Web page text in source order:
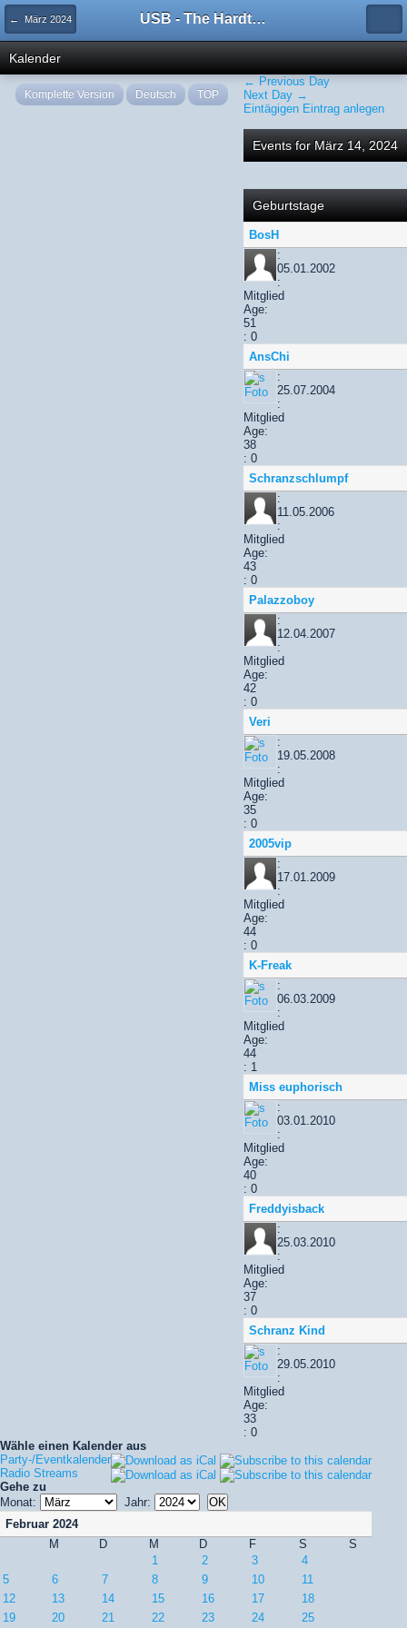
← März 2024 USB - The Hardtechno Family
Kalender
← Previous Day
Next Day →
Eintägigen Eintrag anlegen
Events for März 14, 2024
Geburtstage
BosH
:
05.01.2002
:
Mitglied
Age:
51
: 0
AnsChi
:
25.07.2004
:
Mitglied
Age:
38
: 0
Schranzschlumpf
:
11.05.2006
:
Mitglied
Age:
43
: 0
Palazzoboy
:
12.04.2007
:
Mitglied
Age:
42
: 0
Veri
:
19.05.2008
:
Mitglied
Age:
35
: 0
2005vip
:
17.01.2009
:
Mitglied
Age:
44
: 0
K-Freak
:
06.03.2009
:
Mitglied
Age:
44
: 1
Miss euphorisch
:
03.01.2010
:
Mitglied
Age:
40
: 0
Freddyisback
:
25.03.2010
:
Mitglied
Age:
37
: 0
Schranz Kind
:
29.05.2010
:
Mitglied
Age:
33
: 0
Wähle einen Kalender aus
Party-/Eventkalender
Radio Streams
Gehe zu
Monat:
Jahr:
Februar 2024
M
D M D F S
S
1
2 3
4
5
6 7 8 9 10
11
12
13 14 15 16 17
18
19
20 21 22 23 24 25
Komplette Version Deutsch TOP